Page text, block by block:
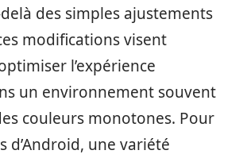
des simples ajustements
modifications visent
l’expérience
un environnement souvent
couleurs monotones. Pour
d’Android, une variété